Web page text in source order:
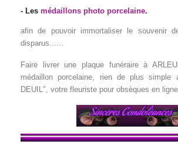
- Les médaillons photo porcelaine.
afin de pouvoir immortaliser le souvenir
disparus......
Faire livrer une plaque funéraire à
médaillon porcelaine, rien de plus simple
DEUIL", votre fleuriste pour obsèques en